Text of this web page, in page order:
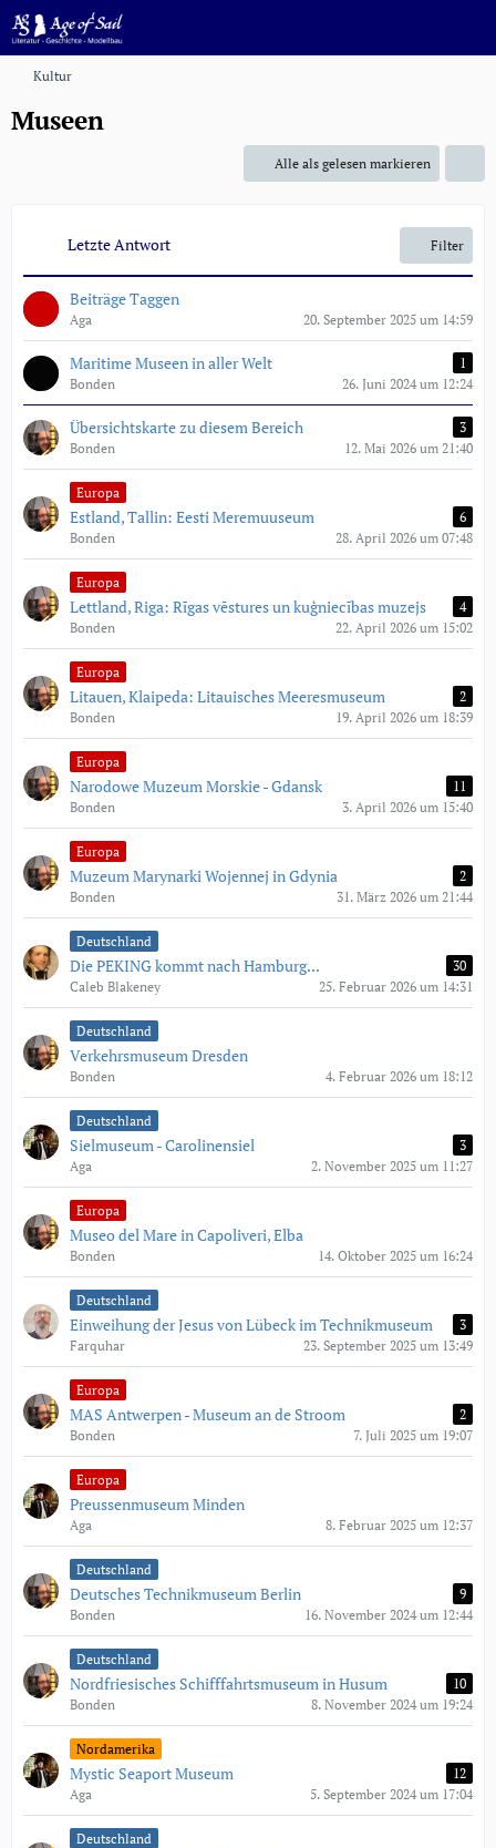
Kultur
Museen
Alle als gelesen markieren
Letzte Antwort Filter
Beiträge Taggen
Aga 20. September 2025 um 14:59
Maritime Museen in aller Welt
1
Bonden
26. Juni 2024 um 12:24
Übersichtskarte zu diesem Bereich
3
Bonden
12. Mai 2026 um 21:40
Europa
Estland, Tallin: Eesti Meremuuseum
6
Bonden
28. April 2026 um 07:48
Europa
Lettland, Riga: Rīgas vēstures un kuģniecības muzejs
4
Bonden
22. April 2026 um 15:02
Europa
Litauen, Klaipeda: Litauisches Meeresmuseum
2
Bonden
19. April 2026 um 18:39
Europa
Narodowe Muzeum Morskie - Gdansk
11
Bonden
3. April 2026 um 15:40
Europa
Muzeum Marynarki Wojennej in Gdynia
2
Bonden
31. März 2026 um 21:44
Deutschland
Die PEKING kommt nach Hamburg...
30
Caleb Blakeney
25. Februar 2026 um 14:31
Deutschland
Verkehrsmuseum Dresden
Bonden 4. Februar 2026 um 18:12
Deutschland
Sielmuseum - Carolinensiel
3
Aga
2. November 2025 um 11:27
Europa
Museo del Mare in Capoliveri, Elba
Bonden 14. Oktober 2025 um 16:24
Deutschland
Einweihung der Jesus von Lübeck im Technikmuseum
3
Farquhar
23. September 2025 um 13:49
Europa
MAS Antwerpen - Museum an de Stroom
2
Bonden
7. Juli 2025 um 19:07
Europa
Preussenmuseum Minden
Aga 8. Februar 2025 um 12:37
Deutschland
Deutsches Technikmuseum Berlin
9
Bonden
16. November 2024 um 12:44
Deutschland
Nordfriesisches Schifffahrtsmuseum in Husum
10
Bonden
8. November 2024 um 19:24
Nordamerika
Mystic Seaport Museum
12
Aga
5. September 2024 um 17:04
Deutschland